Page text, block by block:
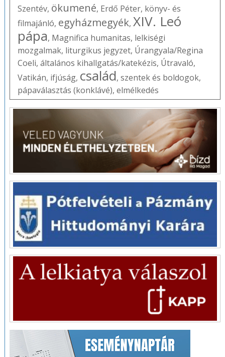
Szentév, ökumené, Erdő Péter, könyv- és
filmajánló, egyházmegyék, XIV. Leó
pápa, Magnifica humanitas, lelkiségi
mozgalmak, liturgikus jegyzet, Úrangyala/Regina
Coeli, általános kihallgatás/katekézis, Útravaló,
Vatikán, ifjúság, család, szentek és boldogok,
pápaválasztás (konklávé), elmélkedés